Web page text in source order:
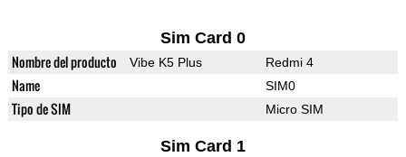
Sim Card 0
Nombre del producto Vibe K5 Plus Redmi 4
Name SIM0
Tipo de SIM Micro SIM
Sim Card 1